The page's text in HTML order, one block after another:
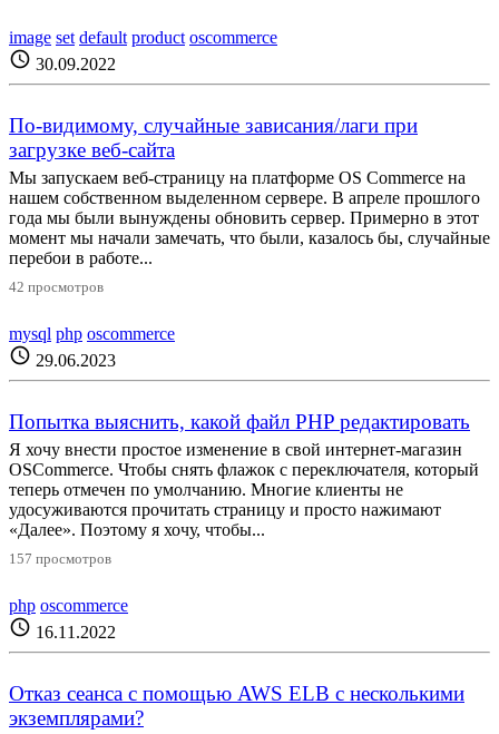
image set default product oscommerce
schedule 30.09.2022
По-видимому, случайные зависания/лаги при
загрузке веб-сайта
Мы запускаем веб-страницу на платформе OS Commerce на
нашем собственном выделенном сервере. В апреле прошлого
года мы были вынуждены обновить сервер. Примерно в этот
момент мы начали замечать, что были, казалось бы, случайные
перебои в работе...
42 просмотров
mysql php oscommerce
schedule 29.06.2023
Попытка выяснить, какой файл PHP редактировать
Я хочу внести простое изменение в свой интернет-магазин
OSCommerce. Чтобы снять флажок с переключателя, который
теперь отмечен по умолчанию. Многие клиенты не
удосуживаются прочитать страницу и просто нажимают
«Далее». Поэтому я хочу, чтобы...
157 просмотров
php oscommerce
schedule 16.11.2022
Отказ сеанса с помощью AWS ELB с несколькими
экземплярами?